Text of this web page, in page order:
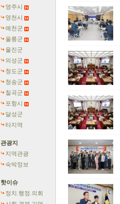
영주시
영천시
예천군
울릉군
울진군
의성군
청도군
청송군
칠곡군
포항시
달성군
타지역
관광지
지역관광
숙박정보
핫이슈
정치.행정.의회